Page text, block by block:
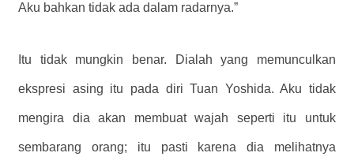
Aku bahkan tidak ada dalam radarnya.”
Itu tidak mungkin benar. Dialah yang memunculkan
ekspresi asing itu pada diri Tuan Yoshida. Aku tidak
mengira dia akan membuat wajah seperti itu untuk
sembarang orang; itu pasti karena dia melihatnya